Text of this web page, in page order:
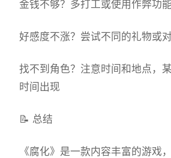
金钱不够？多打工或使用作弊功能
好感度不涨？尝试不同的礼物或
找不到角色？注意时间和地点，
时间出现
📝 总结
《腐化》是一款内容丰富的游戏